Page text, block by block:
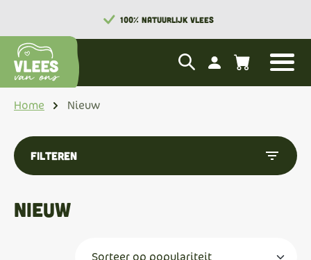
100% NATUURLIJK VLEES
Home Nieuw
Filteren filter_list
Nieuw